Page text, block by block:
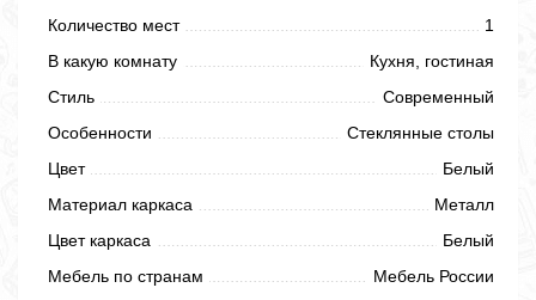
Количество мест
1
В какую комнату
Кухня, гостиная
Стиль
Современный
Особенности
Стеклянные столы
Цвет
Белый
Материал каркаса
Металл
Цвет каркаса
Белый
Мебель по странам
Мебель России